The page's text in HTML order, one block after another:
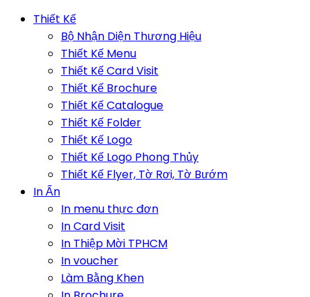
Thiết Kế
Bộ Nhận Diện Thương Hiệu
Thiết Kế Menu
Thiết Kế Card Visit
Thiết Kế Brochure
Thiết Kế Catalogue
Thiết Kế Folder
Thiết Kế Logo
Thiết Kế Logo Phong Thủy
Thiết Kế Flyer, Tờ Rơi, Tờ Bướm
In Ấn
In menu thực đơn
In Card Visit
In Thiệp Mời TPHCM
In voucher
Làm Bằng Khen